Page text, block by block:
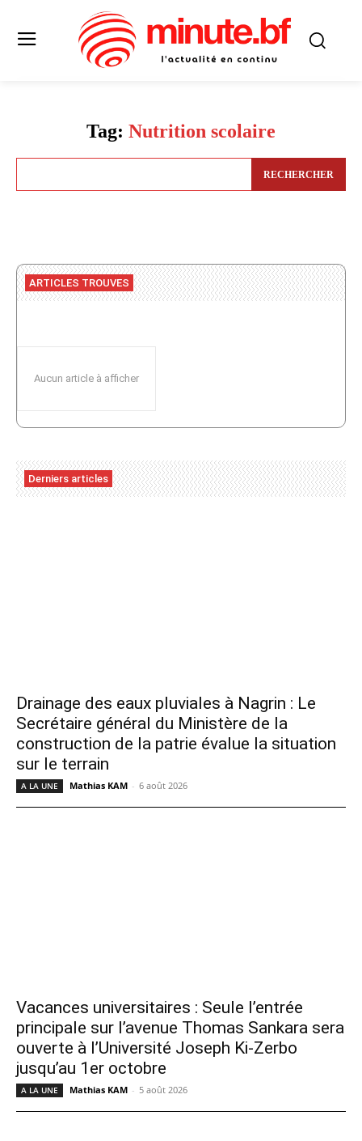
Tag: Nutrition scolaire
RECHERCHER
ARTICLES TROUVES
Aucun article à afficher
Derniers articles
Drainage des eaux pluviales à Nagrin : Le
Secrétaire général du Ministère de la
construction de la patrie évalue la situation
sur le terrain
A LA UNE Mathias KAM - 6 août 2026
Vacances universitaires : Seule l’entrée
principale sur l’avenue Thomas Sankara sera
ouverte à l’Université Joseph Ki-Zerbo
jusqu’au 1er octobre
A LA UNE Mathias KAM - 5 août 2026